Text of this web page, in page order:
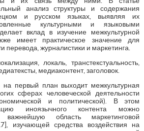
анализ структуры и содержания
и русском языках, выявляя их
культурными и языковыми
вклад в изучение межкультурной
имеет практическое значение для
перевода, журналистики и маркетинга.
локаль, транстекстуальность,
медиаконтент, заголовок.
первый план выходит межкультурная
сферах человеческой деятельности
и политической). В этом
иноязычного контента можно
важнейшую область маркетинговой
изучающей средства воздействия на